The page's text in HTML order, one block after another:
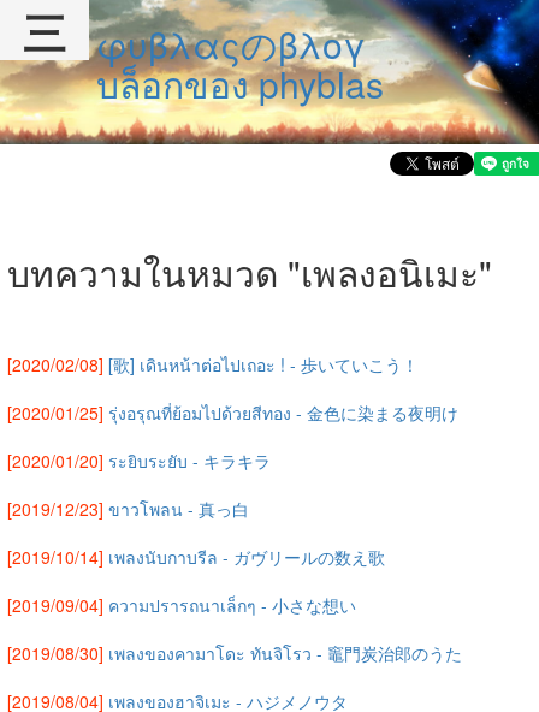
φυβλαςのβλογ
บล็อกของ phyblas
บทความในหมวด "เพลงอนิเมะ"
[2020/02/08] [歌] เดินหน้าต่อไปเถอะ ! - 歩いていこう！
[2020/01/25] รุ่งอรุณที่ย้อมไปด้วยสีทอง - 金色に染まる夜明け
[2020/01/20] ระยิบระยับ - キラキラ
[2019/12/23] ขาวโพลน - 真っ白
[2019/10/14] เพลงนับกาบรีล - ガヴリールの数え歌
[2019/09/04] ความปรารถนาเล็กๆ - 小さな想い
[2019/08/30] เพลงของคามาโดะ ทันจิโรว - 竈門炭治郎のうた
[2019/08/04] เพลงของฮาจิเมะ - ハジメノウタ
三